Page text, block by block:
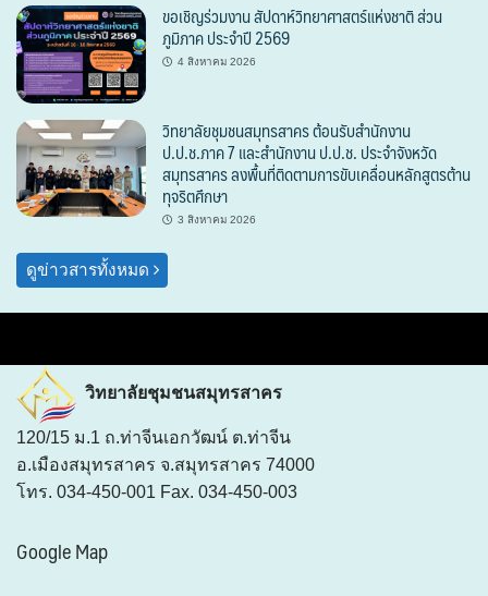
ขอเชิญร่วมงาน สัปดาห์วิทยาศาสตร์แห่งชาติ ส่วน
ภูมิภาค ประจำปี 2569
4 สิงหาคม 2026
วิทยาลัยชุมชนสมุทรสาคร ต้อนรับสำนักงาน
ป.ป.ช.ภาค 7 และสำนักงาน ป.ป.ช. ประจำจังหวัด
สมุทรสาคร ลงพื้นที่ติดตามการขับเคลื่อนหลักสูตรต้าน
ทุจริตศึกษา
3 สิงหาคม 2026
ดูข่าวสารทั้งหมด
วิทยาลัยชุมชนสมุทรสาคร
120/15 ม.1 ถ.ท่าจีนเอกวัฒน์ ต.ท่าจีน
อ.เมืองสมุทรสาคร จ.สมุทรสาคร 74000
โทร. 034-450-001 Fax. 034-450-003
Google Map